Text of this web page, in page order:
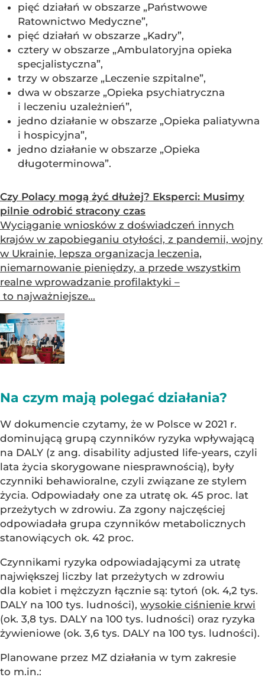
pięć działań w obszarze „Państwowe
Ratownictwo Medyczne”,
pięć działań w obszarze „Kadry”,
cztery w obszarze „Ambulatoryjna opieka
specjalistyczna”,
trzy w obszarze „Leczenie szpitalne”,
dwa w obszarze „Opieka psychiatryczna
i leczeniu uzależnień”,
jedno działanie w obszarze „Opieka paliatywna
i hospicyjna”,
jedno działanie w obszarze „Opieka
długoterminowa”.
Czy Polacy mogą żyć dłużej? Eksperci: Musimy
pilnie odrobić stracony czas
Wyciąganie wniosków z doświadczeń innych
krajów w zapobieganiu otyłości, z pandemii, wojny
w Ukrainie, lepsza organizacja leczenia,
niemarnowanie pieniędzy, a przede wszystkim
realne wprowadzanie profilaktyki –
to najważniejsze...
Na czym mają polegać działania?
W dokumencie czytamy, że w Polsce w 2021 r.
dominującą grupą czynników ryzyka wpływającą
na DALY (z ang. disability adjusted life-years, czyli
lata życia skorygowane niesprawnością), były
czynniki behawioralne, czyli związane ze stylem
życia. Odpowiadały one za utratę ok. 45 proc. lat
przeżytych w zdrowiu. Za zgony najczęściej
odpowiadała grupa czynników metabolicznych
stanowiących ok. 42 proc.
Czynnikami ryzyka odpowiadającymi za utratę
największej liczby lat przeżytych w zdrowiu
dla kobiet i mężczyzn łącznie są: tytoń (ok. 4,2 tys.
DALY na 100 tys. ludności), wysokie ciśnienie krwi
(ok. 3,8 tys. DALY na 100 tys. ludności) oraz ryzyka
żywieniowe (ok. 3,6 tys. DALY na 100 tys. ludności).
Planowane przez MZ działania w tym zakresie
to m.in.: